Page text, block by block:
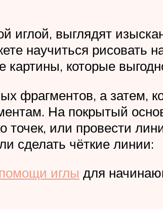
иглой, выглядят
научиться рисовать
которые
фрагментов, а затем,
На покрытый
точек, или провести
сделать чёткие линии:
иглы для